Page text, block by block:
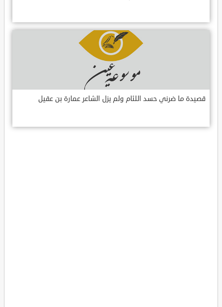
قصيدة ما ضرني حسد اللئام ولم يزل الشاعر عمارة بن عقيل